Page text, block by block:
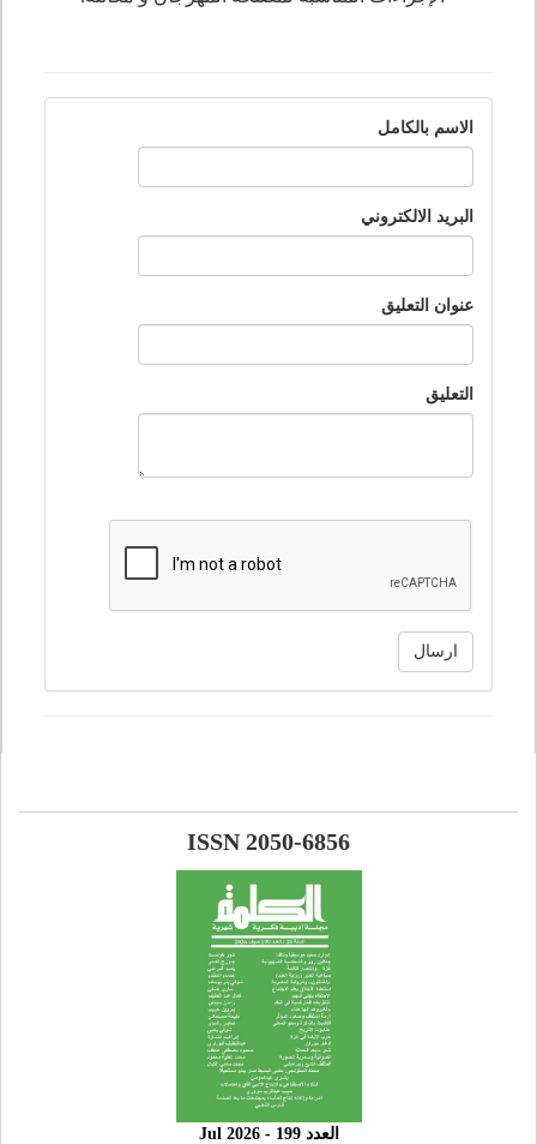
الاسم بالكامل
البريد الالكتروني
عنوان التعليق
التعليق
ارسال
ISSN 2050-6856
العدد 199 - 2026 Jul